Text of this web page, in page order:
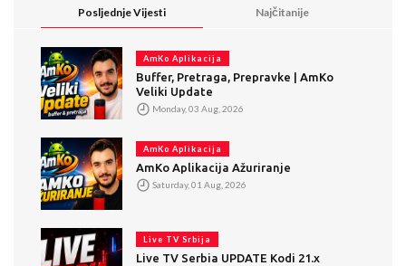
Posljednje Vijesti Najčitanije
AmKo Aplikacija
Buffer, Pretraga, Prepravke | AmKo
Veliki Update
Monday, 03 Aug, 2026
AmKo Aplikacija
AmKo Aplikacija Ažuriranje
Saturday, 01 Aug, 2026
Live TV Srbija
Live TV Serbia UPDATE Kodi 21.x